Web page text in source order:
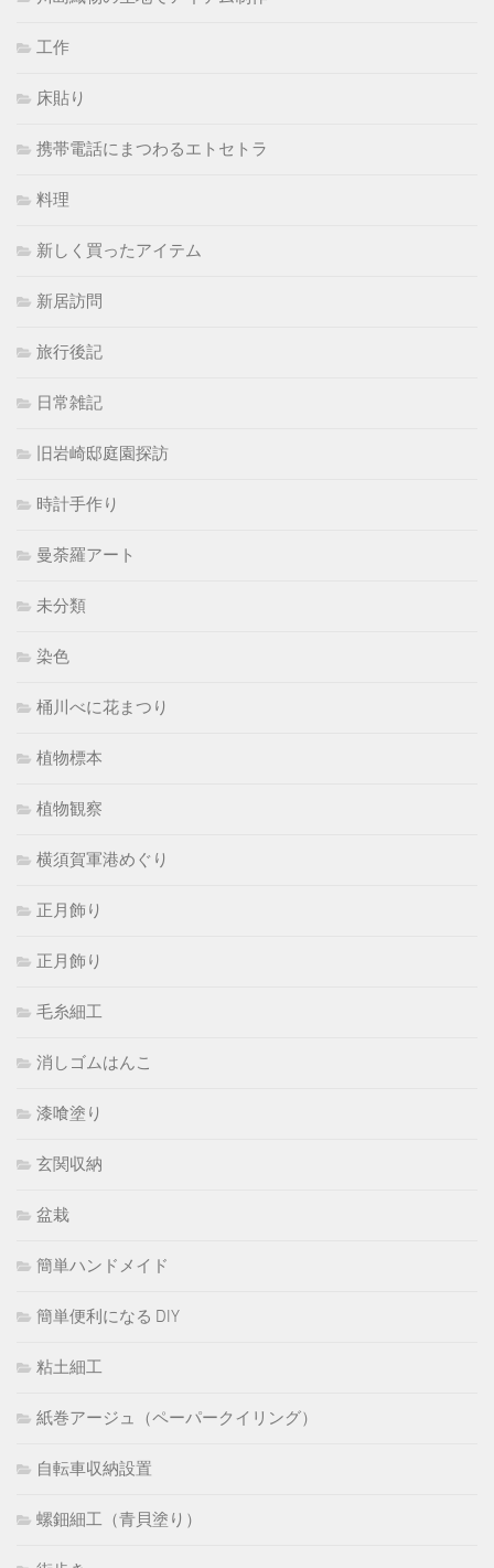
工作
床貼り
携帯電話にまつわるエトセトラ
料理
新しく買ったアイテム
新居訪問
旅行後記
日常雑記
旧岩崎邸庭園探訪
時計手作り
曼荼羅アート
未分類
染色
桶川べに花まつり
植物標本
植物観察
横須賀軍港めぐり
正月飾り
正月飾り
毛糸細工
消しゴムはんこ
漆喰塗り
玄関収納
盆栽
簡単ハンドメイド
簡単便利になる DIY
粘土細工
紙巻アージュ（ペーパークイリング）
自転車収納設置
螺鈿細工（青貝塗り）